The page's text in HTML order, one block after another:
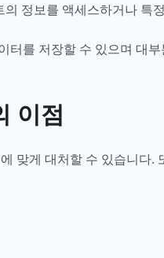
정보를 액세스하거나 특
터를 저장할 수 있으며 대
이점
맞게 대처할 수 있습니다.